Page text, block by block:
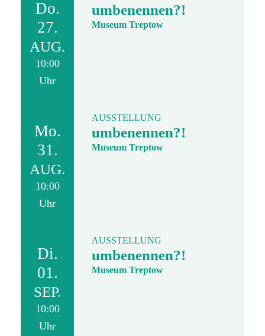
Do.
27.
AUG.
10:00
Uhr
umbenennen?!
Museum Treptow
Mo.
31.
AUG.
10:00
Uhr
AUSSTELLUNG
umbenennen?!
Museum Treptow
Di.
01.
SEP.
10:00
Uhr
AUSSTELLUNG
umbenennen?!
Museum Treptow